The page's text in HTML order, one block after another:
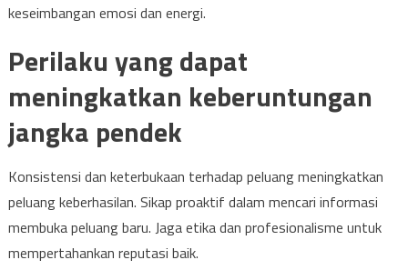
keseimbangan emosi dan energi.
Perilaku yang dapat
meningkatkan keberuntungan
jangka pendek
Konsistensi dan keterbukaan terhadap peluang meningkatkan
peluang keberhasilan. Sikap proaktif dalam mencari informasi
membuka peluang baru. Jaga etika dan profesionalisme untuk
mempertahankan reputasi baik.